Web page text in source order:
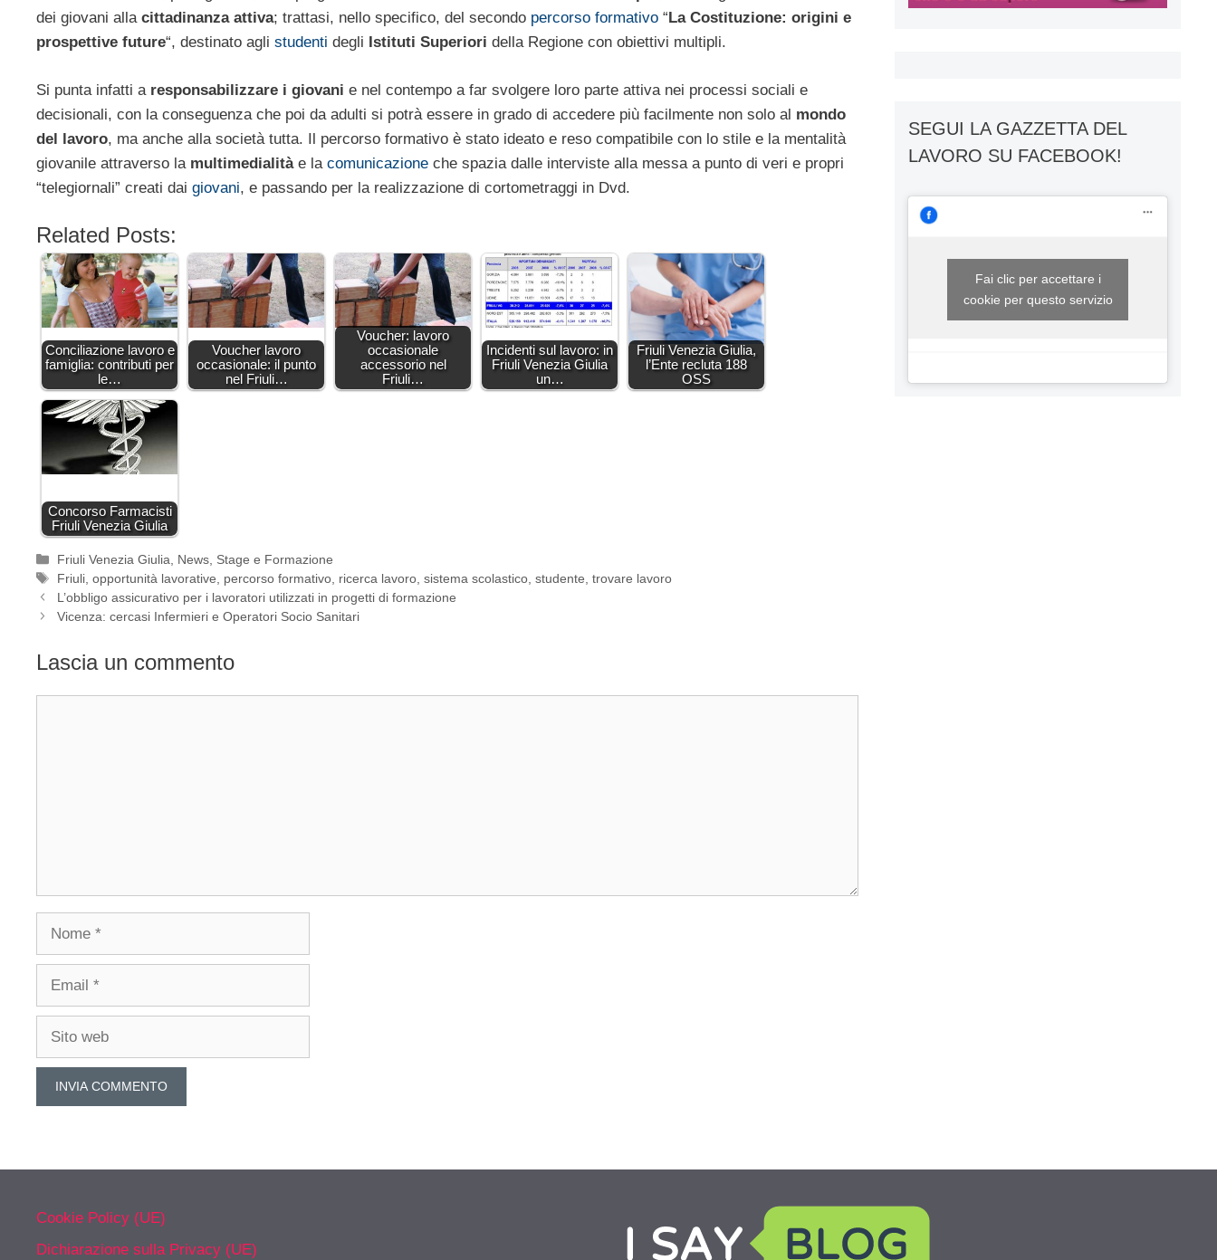
dei giovani alla cittadinanza attiva; trattasi, nello specifico, del secondo percorso formativo “La Costituzione: origini e
prospettive future“, destinato agli studenti degli Istituti Superiori della Regione con obiettivi multipli.
Si punta infatti a responsabilizzare i giovani e nel contempo a far svolgere loro parte attiva nei processi sociali e
decisionali, con la conseguenza che poi da adulti si potrà essere in grado di accedere più facilmente non solo al mondo
del lavoro, ma anche alla società tutta. Il percorso formativo è stato ideato e reso compatibile con lo stile e la mentalità
giovanile attraverso la multimedialitàe la comunicazione che spazia dalle interviste alla messa a punto di veri e propri
“telegiornali” creati dai giovani, e passando per la realizzazione di cortometraggi in Dvd.
Related Posts:
Conciliazione lavoro e
famiglia: contributi per
le…
Voucher lavoro
occasionale: il punto
nel Friuli…
Voucher: lavoro
occasionale
accessorio nel
Friuli…
Incidenti sul lavoro: in
Friuli Venezia Giulia
un…
Friuli Venezia Giulia,
l’Ente recluta 188
OSS
Concorso Farmacisti
Friuli Venezia Giulia
Categorie
Friuli Venezia Giulia News Stage e Formazione
Tag
Friuli ,opportunità lavorative percorso formativo ricerca lavoro ,sistema scolastico ,studente ,trovare lavoro
L’obbligo assicurativo per i lavoratori utilizzati in progetti di formazione
Vicenza: cercasi Infermieri e Operatori Socio Sanitari
Lascia un commento
SEGUI LA GAZZETTA DEL
LAVORO SU FACEBOOK!
Fai clic per accettare i
cookie per questo servizio
Cookie Policy (UE)
Dichiarazione sulla Privacy (UE)